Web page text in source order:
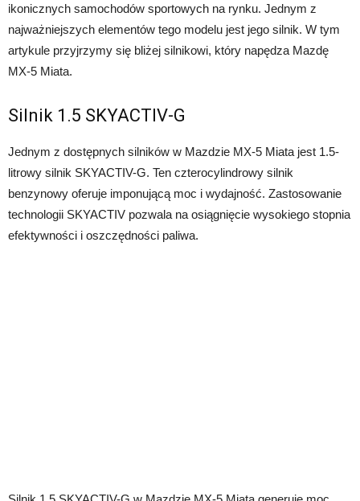
ikonicznych samochodów sportowych na rynku. Jednym z
najważniejszych elementów tego modelu jest jego silnik. W tym
artykule przyjrzymy się bliżej silnikowi, który napędza Mazdę
MX-5 Miata.
Silnik 1.5 SKYACTIV-G
Jednym z dostępnych silników w Mazdzie MX-5 Miata jest 1.5-
litrowy silnik SKYACTIV-G. Ten czterocylindrowy silnik
benzynowy oferuje imponującą moc i wydajność. Zastosowanie
technologii SKYACTIV pozwala na osiągnięcie wysokiego stopnia
efektywności i oszczędności paliwa.